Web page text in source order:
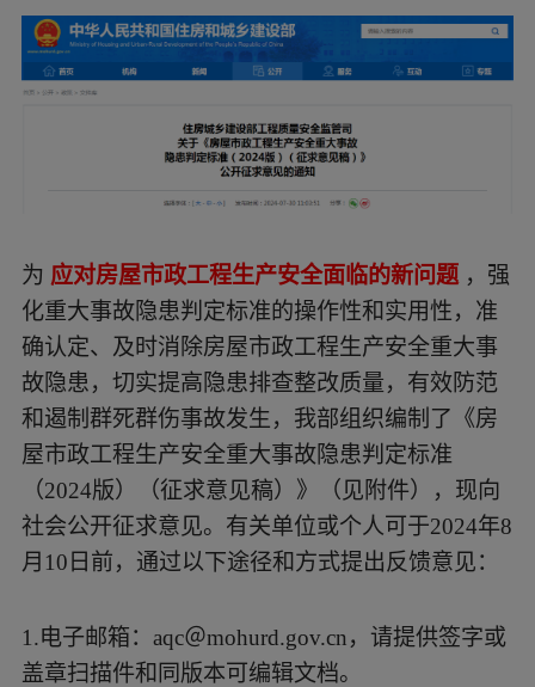
为 应对房屋市政工程生产安全面临的新问题 ，强
化重大事故隐患判定标准的操作性和实用性，准
确认定、及时消除房屋市政工程生产安全重大事
故隐患，切实提高隐患排查整改质量，有效防范
和遏制群死群伤事故发生，我部组织编制了《房
屋市政工程生产安全重大事故隐患判定标准
（2024版）（征求意见稿）》（见附件），现向
社会公开征求意见。有关单位或个人可于2024年8
月10日前，通过以下途径和方式提出反馈意见：
1.电子邮箱：aqc＠mohurd.gov.cn，请提供签字或
盖章扫描件和同版本可编辑文档。